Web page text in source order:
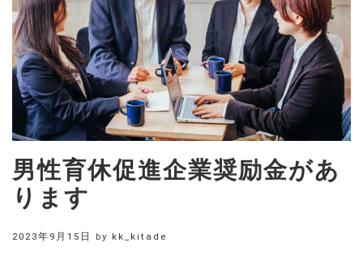
男性育休促進企業奨励金があ
ります
2023年9月15日 by kk_kitade